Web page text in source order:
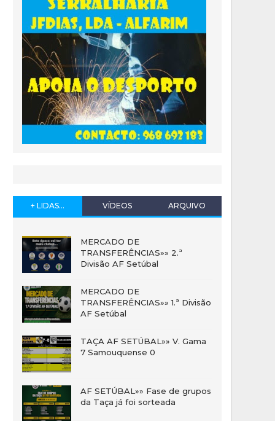
+ LIDAS... VÍDEOS ARQUIVO
MERCADO DE
TRANSFERÊNCIAS»» 2.ª
Divisão AF Setúbal
MERCADO DE
TRANSFERÊNCIAS»» 1.ª Divisão
AF Setúbal
TAÇA AF SETÚBAL»» V. Gama
7 Samouquense 0
AF SETÚBAL»» Fase de grupos
da Taça já foi sorteada